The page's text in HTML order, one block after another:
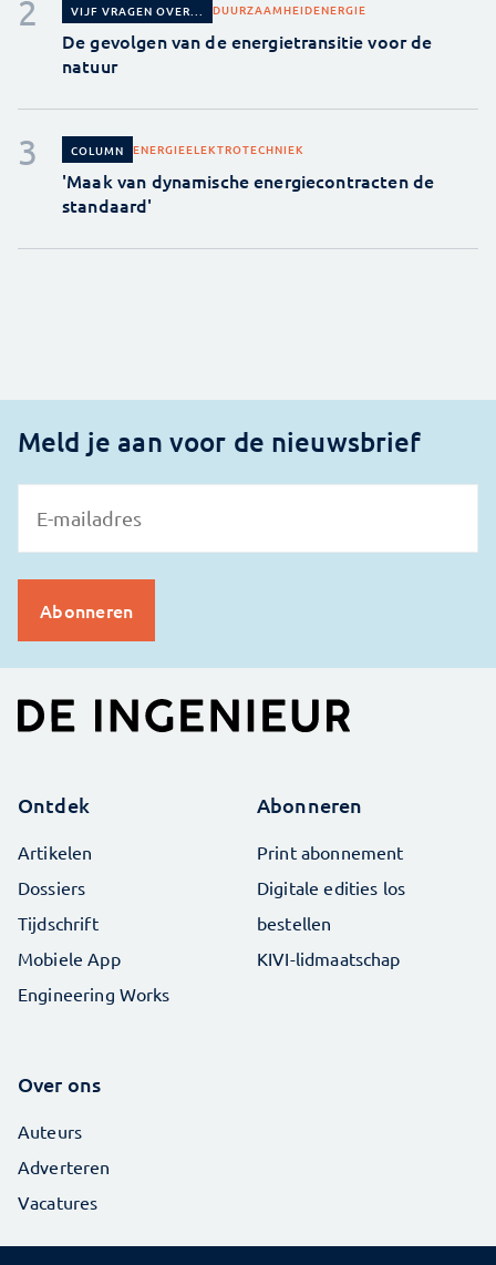
VIJF VRAGEN OVER... DUURZAAMHEIDENERGIE
De gevolgen van de energietransitie voor de
natuur
COLUMN ENERGIEELEKTROTECHNIEK
'Maak van dynamische energiecontracten de
standaard'
Meld je aan voor de nieuwsbrief
Ontdek
Artikelen
Dossiers
Tijdschrift
Mobiele App
Engineering Works
Abonneren
Print abonnement
Digitale edities los
bestellen
KIVI-lidmaatschap
Over ons
Auteurs
Adverteren
Vacatures